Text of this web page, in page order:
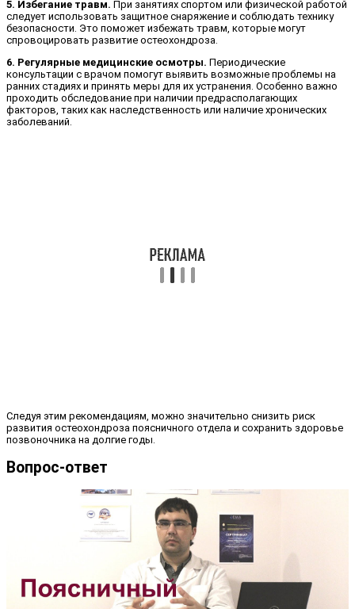
5. Избегание травм. При занятиях спортом или физической работой
следует использовать защитное снаряжение и соблюдать технику
безопасности. Это поможет избежать травм, которые могут
спровоцировать развитие остеохондроза.
6. Регулярные медицинские осмотры. Периодические
консультации с врачом помогут выявить возможные проблемы на
ранних стадиях и принять меры для их устранения. Особенно важно
проходить обследование при наличии предрасполагающих
факторов, таких как наследственность или наличие хронических
заболеваний.
Следуя этим рекомендациям, можно значительно снизить риск
развития остеохондроза поясничного отдела и сохранить здоровье
позвоночника на долгие годы.
Вопрос-ответ